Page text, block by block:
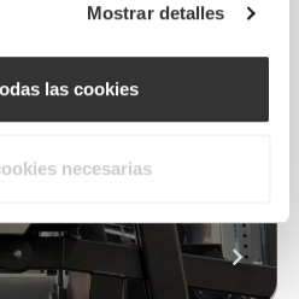
Mostrar detalles
las cookies
necesarias